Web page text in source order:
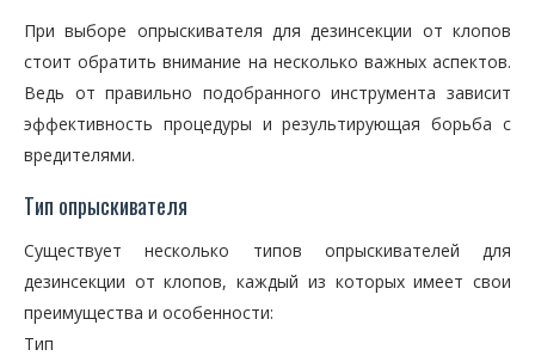
При выборе опрыскивателя для дезинсекции от клопов
стоит обратить внимание на несколько важных аспектов.
Ведь от правильно подобранного инструмента зависит
эффективность процедуры и результирующая борьба с
вредителями.
Тип опрыскивателя
Существует несколько типов опрыскивателей для
дезинсекции от клопов, каждый из которых имеет свои
преимущества и особенности:
Тип